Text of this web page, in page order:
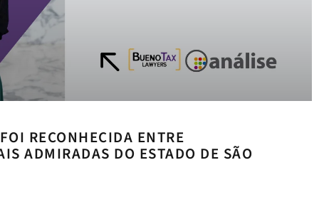
RECONHECIDA ENTRE
ADMIRADAS DO ESTADO DE SÃO